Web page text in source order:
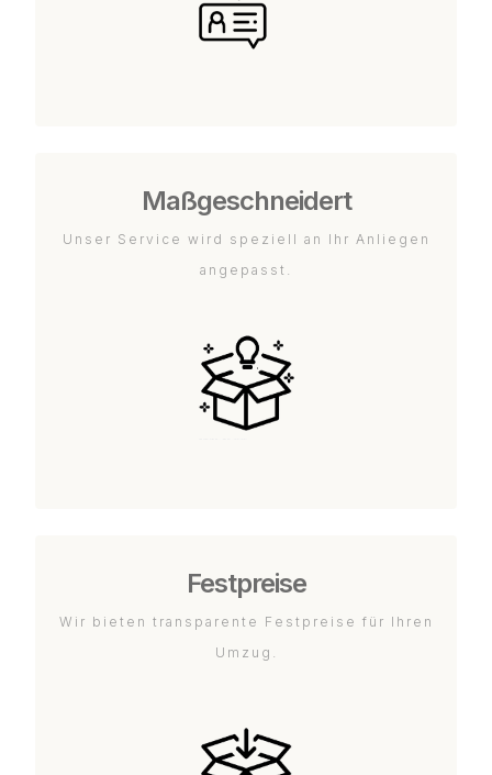
Maßgeschneidert
Unser Service wird speziell an Ihr Anliegen
angepasst.
Festpreise
Wir bieten transparente Festpreise für Ihren
Umzug.